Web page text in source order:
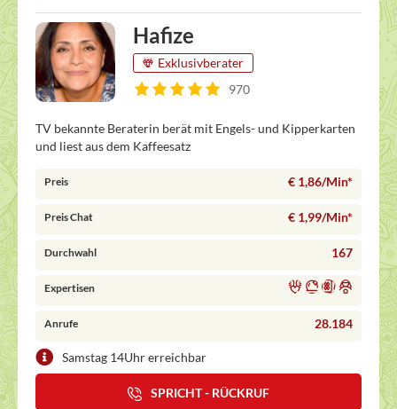
Hafize
Exklusivberater
970
TV bekannte Beraterin berät mit Engels- und Kipperkarten
und liest aus dem Kaffeesatz
Preis € 1,86/Min*
Preis Chat € 1,99/Min*
Durchwahl 167
Expertisen
Anrufe 28.184
Samstag 14Uhr erreichbar
SPRICHT - RÜCKRUF